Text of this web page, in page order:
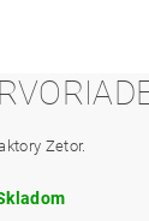
Zetor.